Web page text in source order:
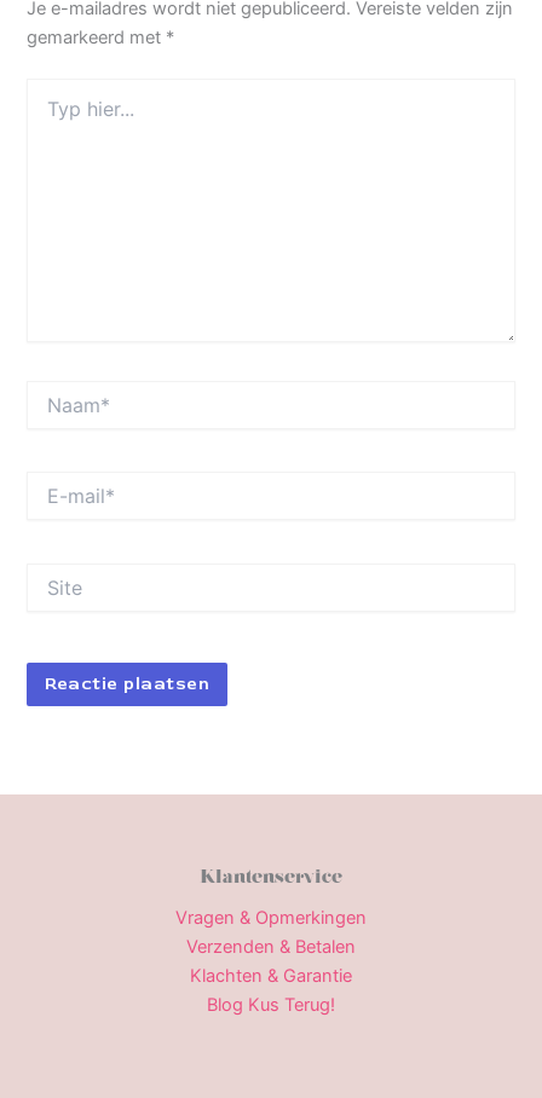
Je e-mailadres wordt niet gepubliceerd. Vereiste velden zijn
gemarkeerd met *
hier...
mail*
Klantenservice
Vragen & Opmerkingen
Verzenden & Betalen
Klachten & Garantie
Blog Kus Terug!